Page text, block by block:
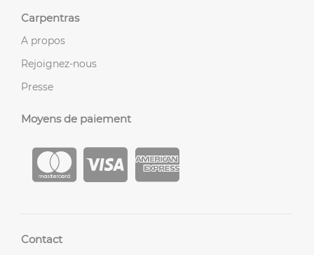
Carpentras
A propos
Rejoignez-nous
Presse
Moyens de paiement
Contact